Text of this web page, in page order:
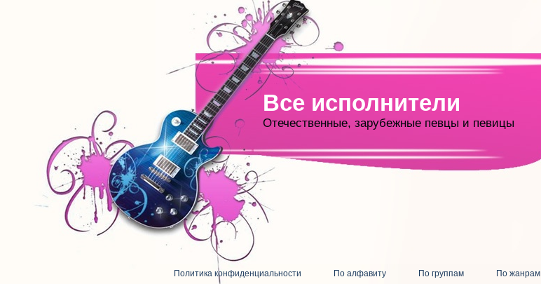
Все исполнители
Отечественные, зарубежные певцы и певицы
Политика конфиденциальности По алфавиту По группам По жанрам